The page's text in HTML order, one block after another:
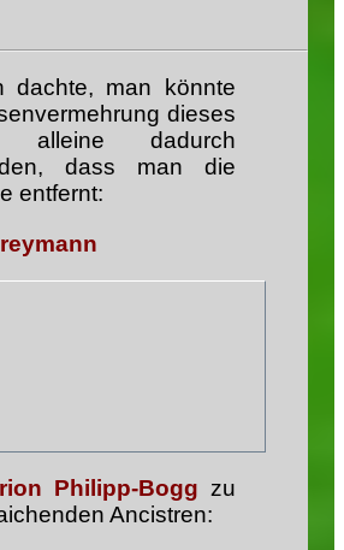
dachte, man könnte
dieses
alleine dadurch
dass man die
entfernt:
Philipp-Bogg zu
Ancistren: